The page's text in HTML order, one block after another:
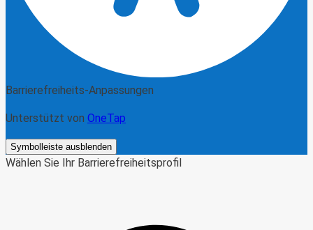
Barrierefreiheits-Anpassungen
Unterstützt von OneTap
Symbolleiste ausblenden
Wählen Sie Ihr Barrierefreiheitsprofil